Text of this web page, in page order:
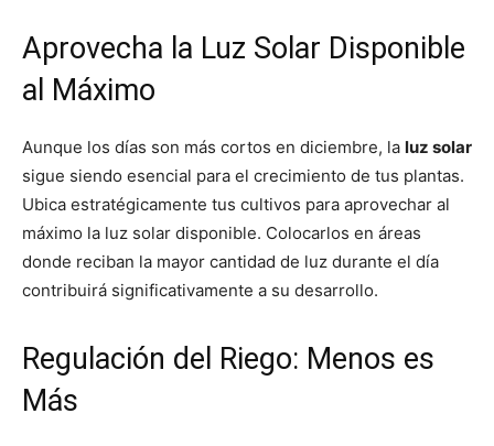
Aprovecha la Luz Solar Disponible
al Máximo
Aunque los días son más cortos en diciembre, la luz solar
sigue siendo esencial para el crecimiento de tus plantas.
Ubica estratégicamente tus cultivos para aprovechar al
máximo la luz solar disponible. Colocarlos en áreas
donde reciban la mayor cantidad de luz durante el día
contribuirá significativamente a su desarrollo.
Regulación del Riego: Menos es
Más